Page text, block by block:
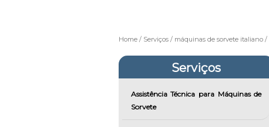
Home Serviços máquinas de sorvete italiano
Serviços
Assistência Técnica para Máquinas de
Sorvete